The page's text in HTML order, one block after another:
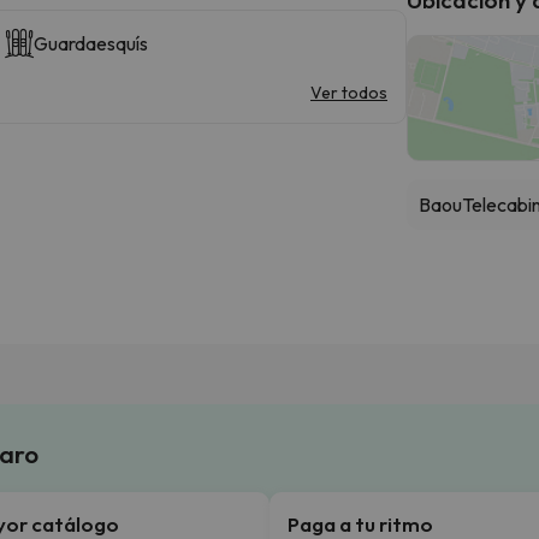
Guardaesquís
Ver todos
Baou
catálogo Paga a tu ritmo